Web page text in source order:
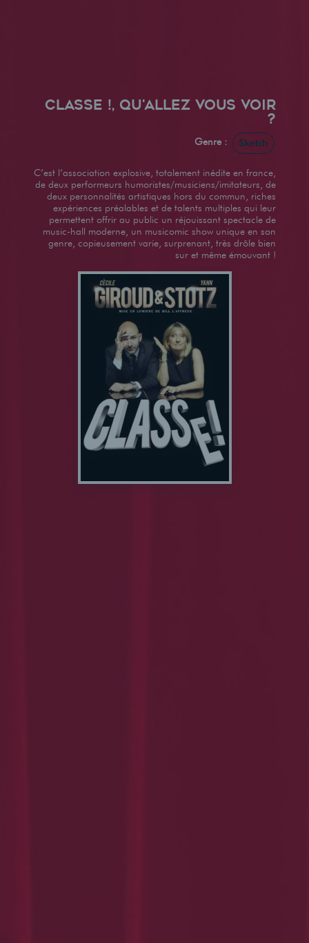
CLASSE !, QU'ALLEZ VOUS VOIR
?
Genre : Sketch
C’est l’association explosive, totalement inédite en france,
de deux performeurs humoristes/musiciens/imitateurs, de
deux personnalités artistiques hors du commun, riches
expériences préalables et de talents multiples qui leur
permettent offrir au public un réjouissant spectacle de
music-hall moderne, un musicomic show unique en son
genre, copieusement varie, surprenant, très drôle bien
sur et même émouvant !